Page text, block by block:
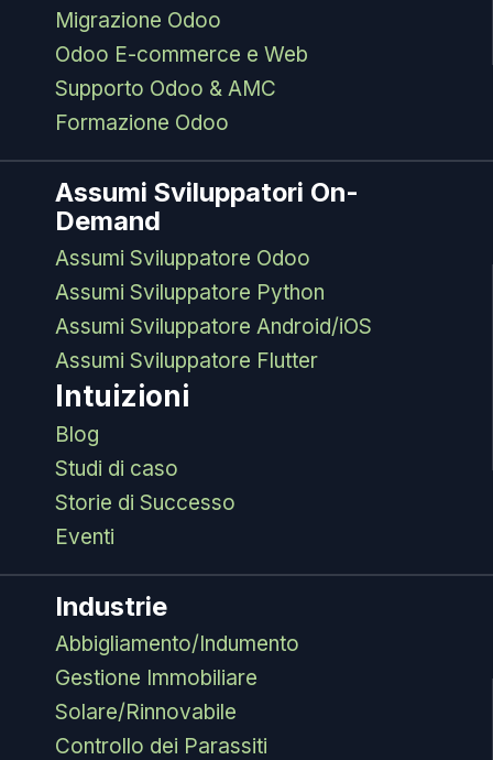
Migrazione Odoo
Odoo E-commerce e Web
Supporto Odoo & AMC
Formazione Odoo
Assumi Sviluppatori On-
Demand
Assumi Sviluppatore Odoo
Assumi Sviluppatore Python
Assumi Sviluppatore Android/iOS
Assumi Sviluppatore Flutter
Intuizioni
Blog
Studi di caso
Storie di Successo
Eventi
Industrie
Abbigliamento/Indumento
Gestione Immobiliare
Solare/Rinnovabile
Controllo dei Parassiti